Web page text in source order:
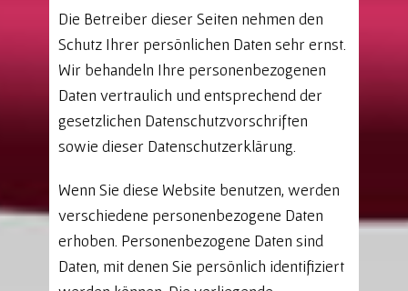
Die Betreiber dieser Seiten nehmen den
Schutz Ihrer persönlichen Daten sehr ernst.
Wir behandeln Ihre personenbezogenen
Daten vertraulich und entsprechend der
gesetzlichen Datenschutzvorschriften
sowie dieser Datenschutzerklärung.
Wenn Sie diese Website benutzen, werden
verschiedene personenbezogene Daten
erhoben. Personenbezogene Daten sind
Daten, mit denen Sie persönlich identifiziert